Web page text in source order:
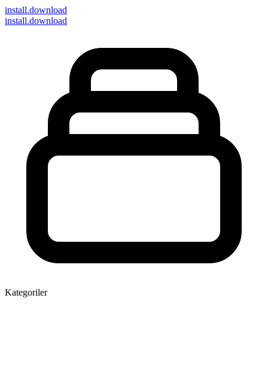
install.download
install.download
Kategoriler